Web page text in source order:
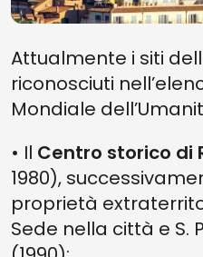
Attualmente i siti
riconosciuti
Mondiale
• Il Centro storico di
1980),
proprietà
Sede nella città e S.